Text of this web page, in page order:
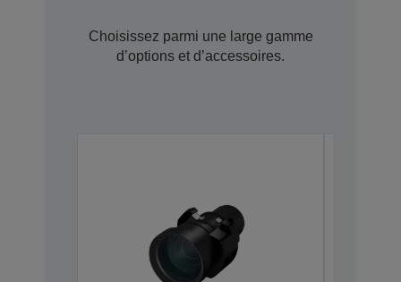
Choisissez parmi une large gamme
d’options et d’accessoires.